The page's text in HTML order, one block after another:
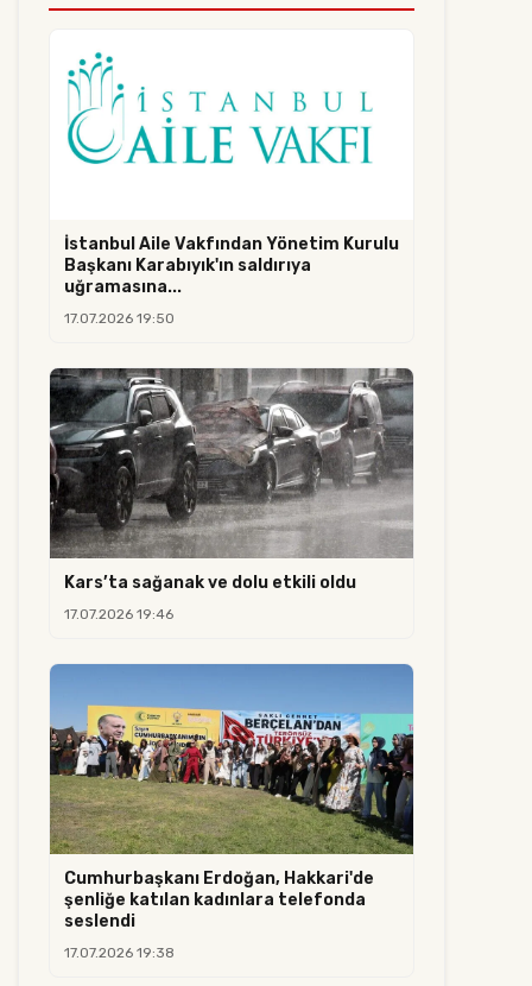
İstanbul Aile Vakfından Yönetim Kurulu
Başkanı Karabıyık'ın saldırıya
uğramasına...
17.07.2026 19:50
Kars’ta sağanak ve dolu etkili oldu
17.07.2026 19:46
Cumhurbaşkanı Erdoğan, Hakkari'de
şenliğe katılan kadınlara telefonda
seslendi
17.07.2026 19:38